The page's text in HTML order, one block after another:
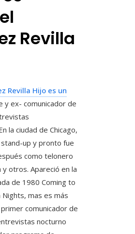
Revilla
Revilla Hijo es un
y ex- comunicador de
la ciudad de Chicago,
up y pronto fue
como telonero
y otros. Apareció en la
de 1980 Coming to
mas es más
comunicador de
nocturno